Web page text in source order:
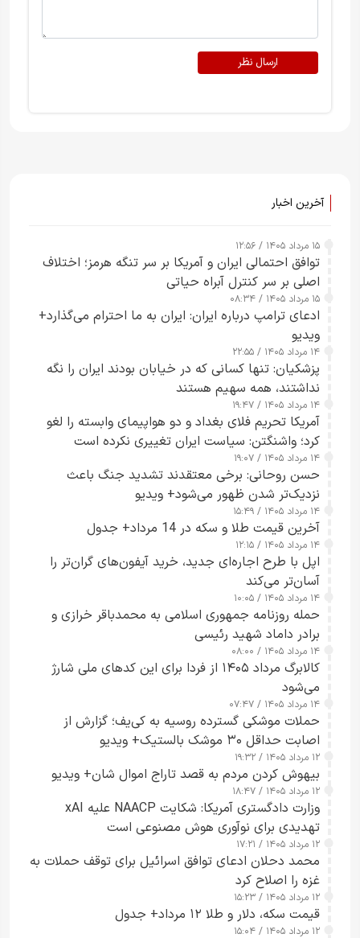
ارسال نظر
آخرین اخبار
۱۵ مرداد ۱۴۰۵ / ۱۲:۵۶
توافق احتمالی ایران و آمریکا بر سر تنگه هرمز؛ اختلاف
اصلی بر سر کنترل آبراه حیاتی
۱۵ مرداد ۱۴۰۵ / ۰۸:۳۴
ادعای ترامپ درباره ایران: ایران به ما احترام می‌گذارد+
ویدیو
۱۴ مرداد ۱۴۰۵ / ۲۲:۵۵
پزشکیان: تنها کسانی که در خیابان بودند ایران را نگه
نداشتند، همه سهیم هستند
۱۴ مرداد ۱۴۰۵ / ۱۹:۴۷
آمریکا تحریم فلای بغداد و دو هواپیمای وابسته را لغو
کرد؛ واشنگتن: سیاست ایران تغییری نکرده است
۱۴ مرداد ۱۴۰۵ / ۱۹:۰۷
حسن روحانی: برخی معتقدند تشدید جنگ باعث
نزدیک‌تر شدن ظهور می‌شود+ ویدیو
۱۴ مرداد ۱۴۰۵ / ۱۵:۴۹
آخرین قیمت طلا و سکه در 14 مرداد+ جدول
۱۴ مرداد ۱۴۰۵ / ۱۲:۱۵
اپل با طرح اجاره‌ای جدید، خرید آیفون‌های گران‌تر را
آسان‌تر می‌کند
۱۴ مرداد ۱۴۰۵ / ۱۰:۰۵
حمله روزنامه جمهوری اسلامی به محمدباقر خرازی و
برادر داماد شهید رئیسی
۱۴ مرداد ۱۴۰۵ / ۰۸:۰۰
کالابرگ مرداد ۱۴۰۵ از فردا برای این کدهای ملی شارژ
می‌شود
۱۴ مرداد ۱۴۰۵ / ۰۷:۴۷
حملات موشکی گسترده روسیه به کی‌یف؛ گزارش از
اصابت حداقل ۳۰ موشک بالستیک+ ویدیو
۱۲ مرداد ۱۴۰۵ / ۱۹:۳۲
بیهوش کردن مردم به قصد تاراج اموال شان+ ویدیو
۱۲ مرداد ۱۴۰۵ / ۱۸:۴۷
وزارت دادگستری آمریکا: شکایت NAACP علیه xAI
تهدیدی برای نوآوری هوش مصنوعی است
۱۲ مرداد ۱۴۰۵ / ۱۷:۲۱
محمد دحلان ادعای توافق اسرائیل برای توقف حملات به
غزه را اصلاح کرد
۱۲ مرداد ۱۴۰۵ / ۱۵:۲۳
قیمت سکه، دلار و طلا ۱۲ مرداد+ جدول
۱۲ مرداد ۱۴۰۵ / ۱۵:۰۴